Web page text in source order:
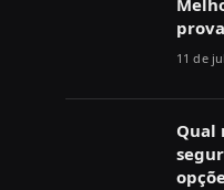
11 de
Qual